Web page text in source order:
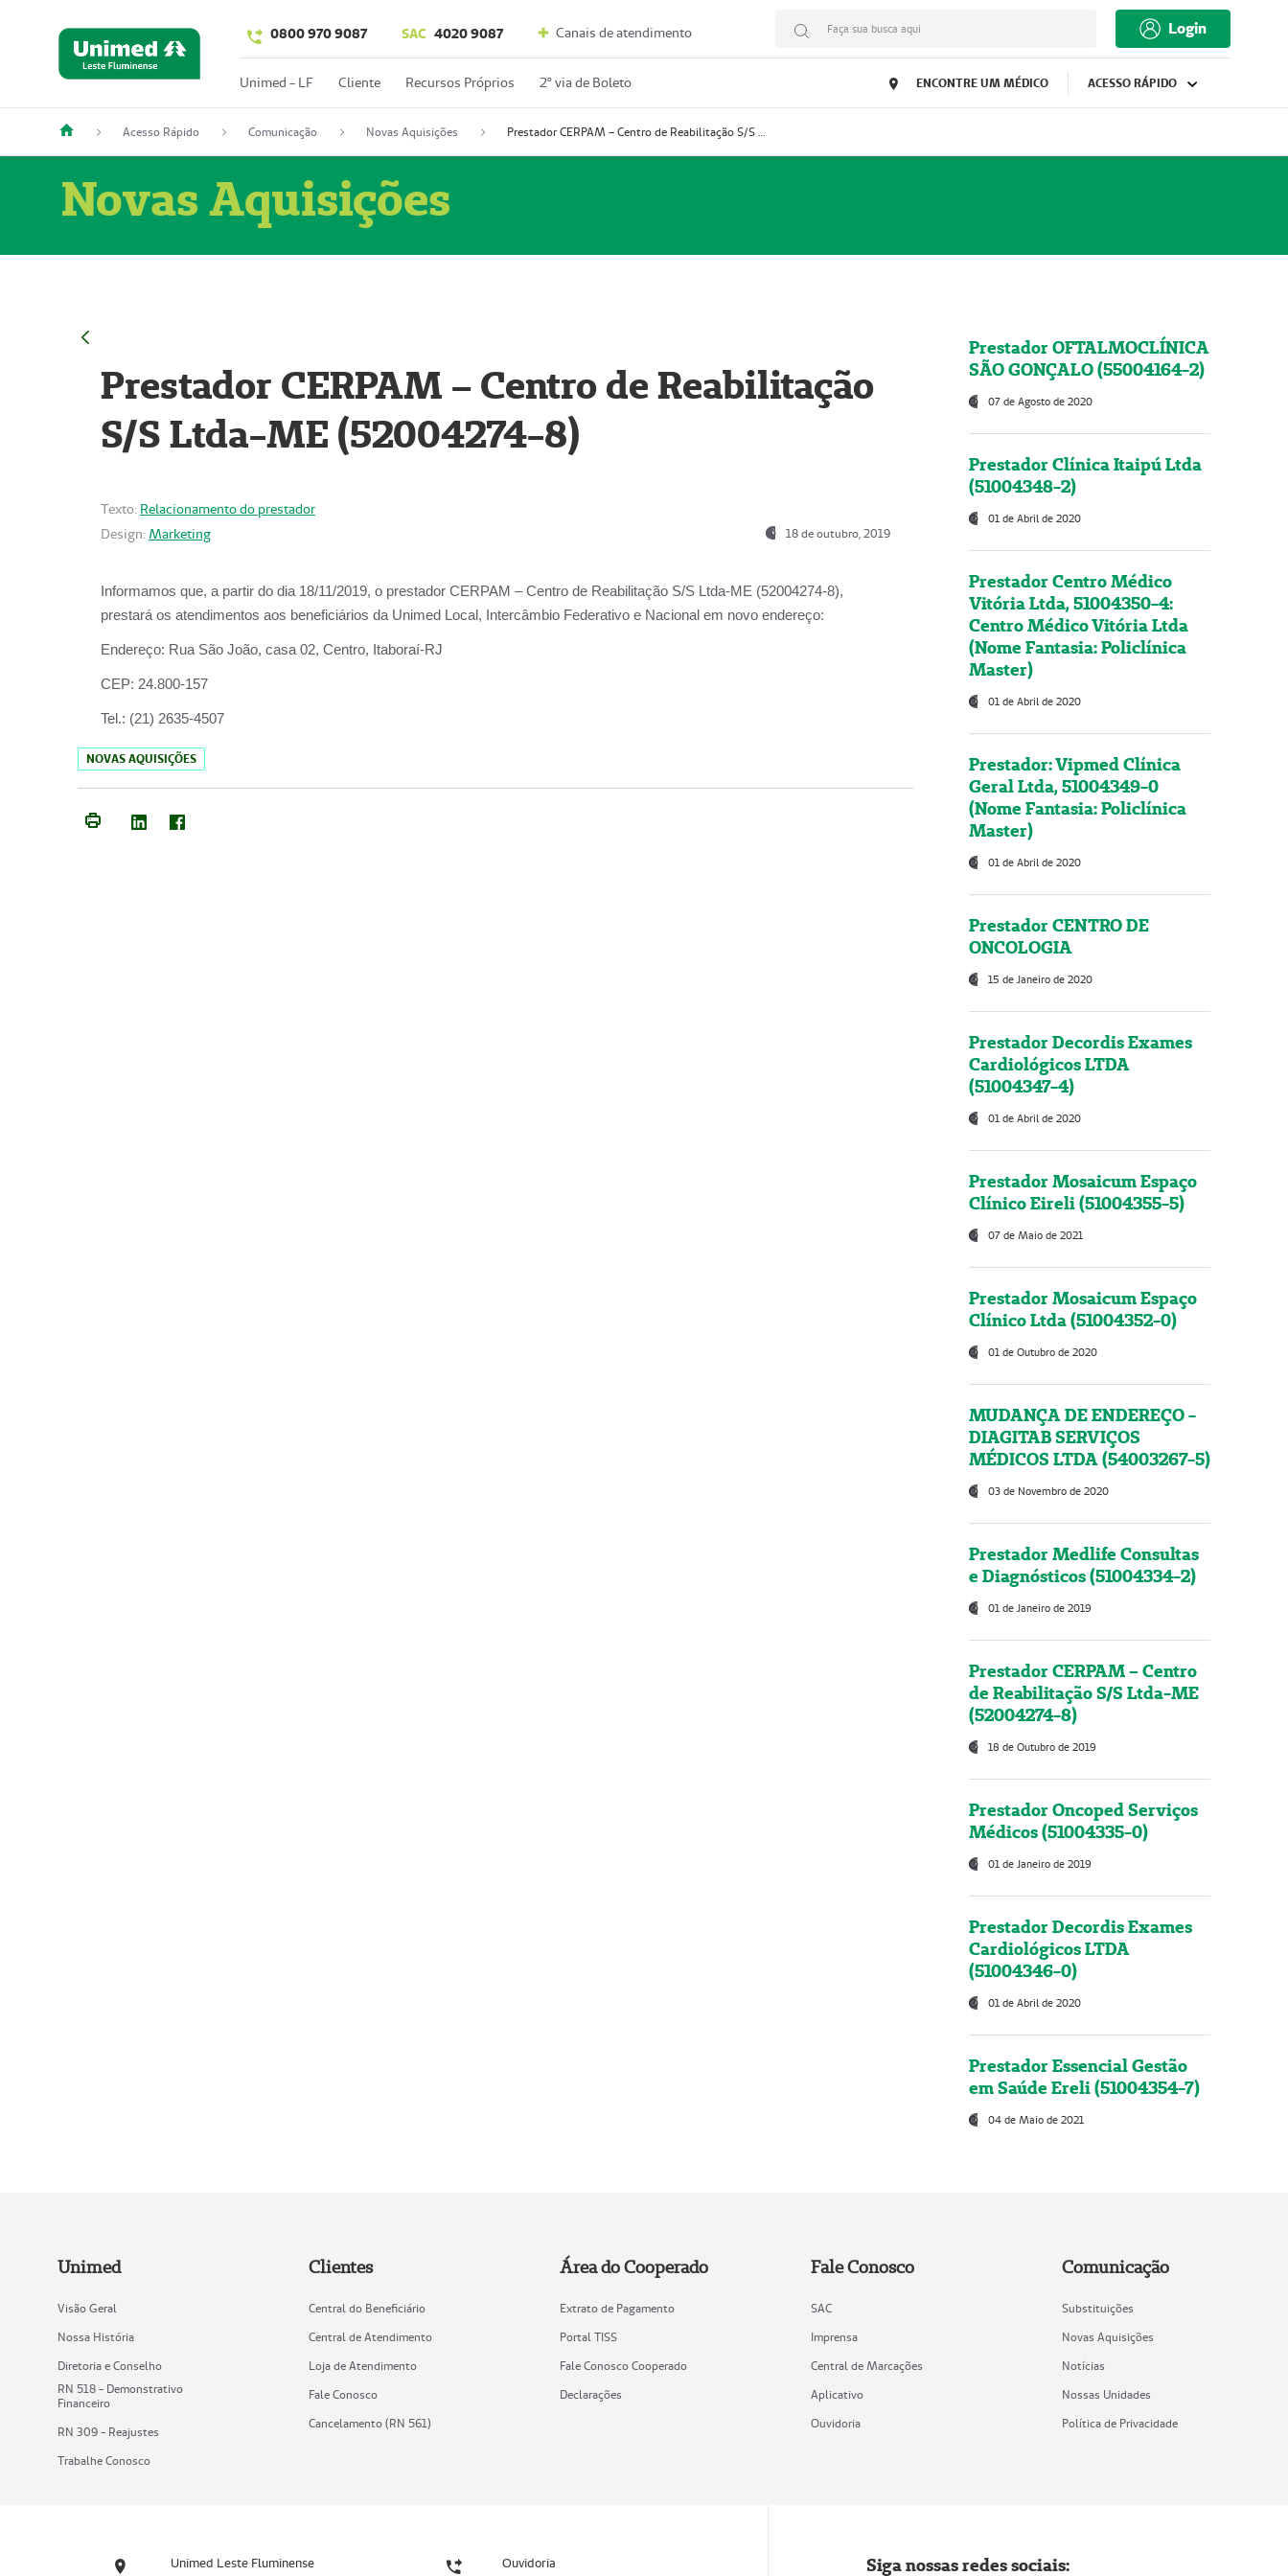
0800 970 9087 SAC 4020 9087 Canais de atendimento Faça sua busca aqui Login
Unimed - LF Cliente Recursos Próprios 2º via de Boleto ENCONTRE UM MÉDICO ACESSO RÁPIDO
Acesso Rápido Comunicação Novas Aquisições Prestador CERPAM – Centro de Reabilitação S/S Ltda-ME (52004274-8)
Novas Aquisições
Prestador CERPAM – Centro de Reabilitação
S/S Ltda-ME (52004274-8)
Texto: Relacionamento do prestador
Design: Marketing 18 de outubro, 2019
Informamos que, a partir do dia 18/11/2019, o prestador CERPAM – Centro de Reabilitação S/S Ltda-ME (52004274-8),
prestará os atendimentos aos beneficiários da Unimed Local, Intercâmbio Federativo e Nacional em novo endereço:
Endereço: Rua São João, casa 02, Centro, Itaboraí-RJ
CEP: 24.800-157
Tel.: (21) 2635-4507
NOVAS AQUISIÇÕES
Prestador OFTALMOCLÍNICA
SÃO GONÇALO (55004164-2)
07 de Agosto de 2020
Prestador Clínica Itaipú Ltda
(51004348-2)
01 de Abril de 2020
Prestador Centro Médico
Vitória Ltda, 51004350-4:
Centro Médico Vitória Ltda
(Nome Fantasia: Policlínica
Master)
01 de Abril de 2020
Prestador: Vipmed Clínica
Geral Ltda, 51004349-0
(Nome Fantasia: Policlínica
Master)
01 de Abril de 2020
Prestador CENTRO DE
ONCOLOGIA
15 de Janeiro de 2020
Prestador Decordis Exames
Cardiológicos LTDA
(51004347-4)
01 de Abril de 2020
Prestador Mosaicum Espaço
Clínico Eireli (51004355-5)
07 de Maio de 2021
Prestador Mosaicum Espaço
Clínico Ltda (51004352-0)
01 de Outubro de 2020
MUDANÇA DE ENDEREÇO -
DIAGITAB SERVIÇOS
MÉDICOS LTDA (54003267-5)
03 de Novembro de 2020
Prestador Medlife Consultas
e Diagnósticos (51004334-2)
01 de Janeiro de 2019
Prestador CERPAM – Centro
de Reabilitação S/S Ltda-ME
(52004274-8)
18 de Outubro de 2019
Prestador Oncoped Serviços
Médicos (51004335-0)
01 de Janeiro de 2019
Prestador Decordis Exames
Cardiológicos LTDA
(51004346-0)
01 de Abril de 2020
Prestador Essencial Gestão
em Saúde Ereli (51004354-7)
04 de Maio de 2021
Unimed
Visão Geral
Nossa História
Diretoria e Conselho
RN 518 - Demonstrativo
Financeiro
RN 309 - Reajustes
Trabalhe Conosco
Clientes
Central do Beneficiário
Central de Atendimento
Loja de Atendimento
Fale Conosco
Cancelamento (RN 561)
Área do Cooperado
Extrato de Pagamento
Portal TISS
Fale Conosco Cooperado
Declarações
Fale Conosco
SAC
Imprensa
Central de Marcações
Aplicativo
Ouvidoria
Comunicação
Substituições
Novas Aquisições
Notícias
Nossas Unidades
Política de Privacidade
Unimed Leste Fluminense Ouvidoria Siga nossas redes sociais: